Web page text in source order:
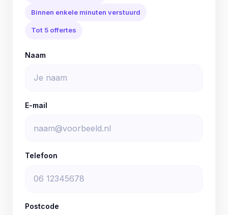
Binnen enkele minuten verstuurd
Tot 5 offertes
Naam
E-mail
Telefoon
Postcode